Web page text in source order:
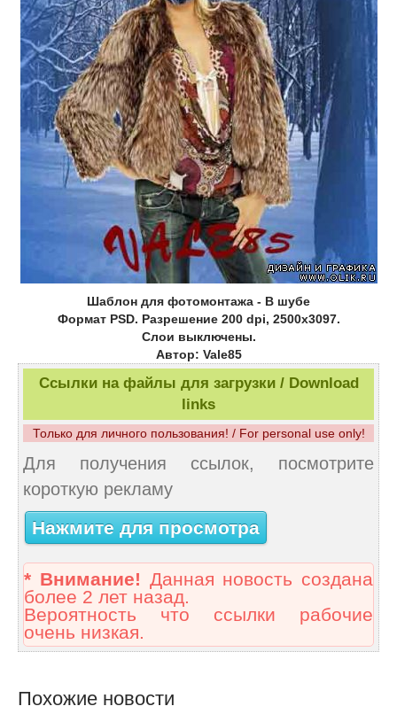
Шаблон для фотомонтажа - В шубе
Формат PSD. Разрешение 200 dpi, 2500х3097.
Слои выключены.
Автор: Vale85
Ссылки на файлы для загрузки / Download
links
Только для личного пользования! / For personal use only!
Для получения ссылок, посмотрите
короткую рекламу
Нажмите для просмотра
* Внимание! Данная новость создана
более 2 лет назад.
Вероятность что ссылки рабочие
очень низкая.
Похожие новости